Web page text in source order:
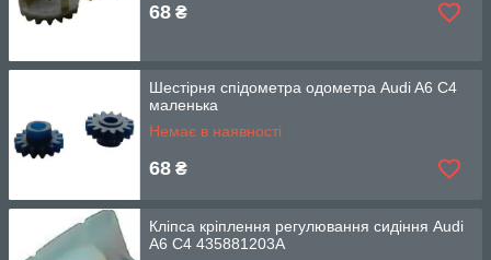
68 ₴
Шестірня спідометра одометра Audi A6 C4
маленька
Немає в наявності
68 ₴
Кліпса кріплення регулювання сидіння Audi
A6 C4 435881203A